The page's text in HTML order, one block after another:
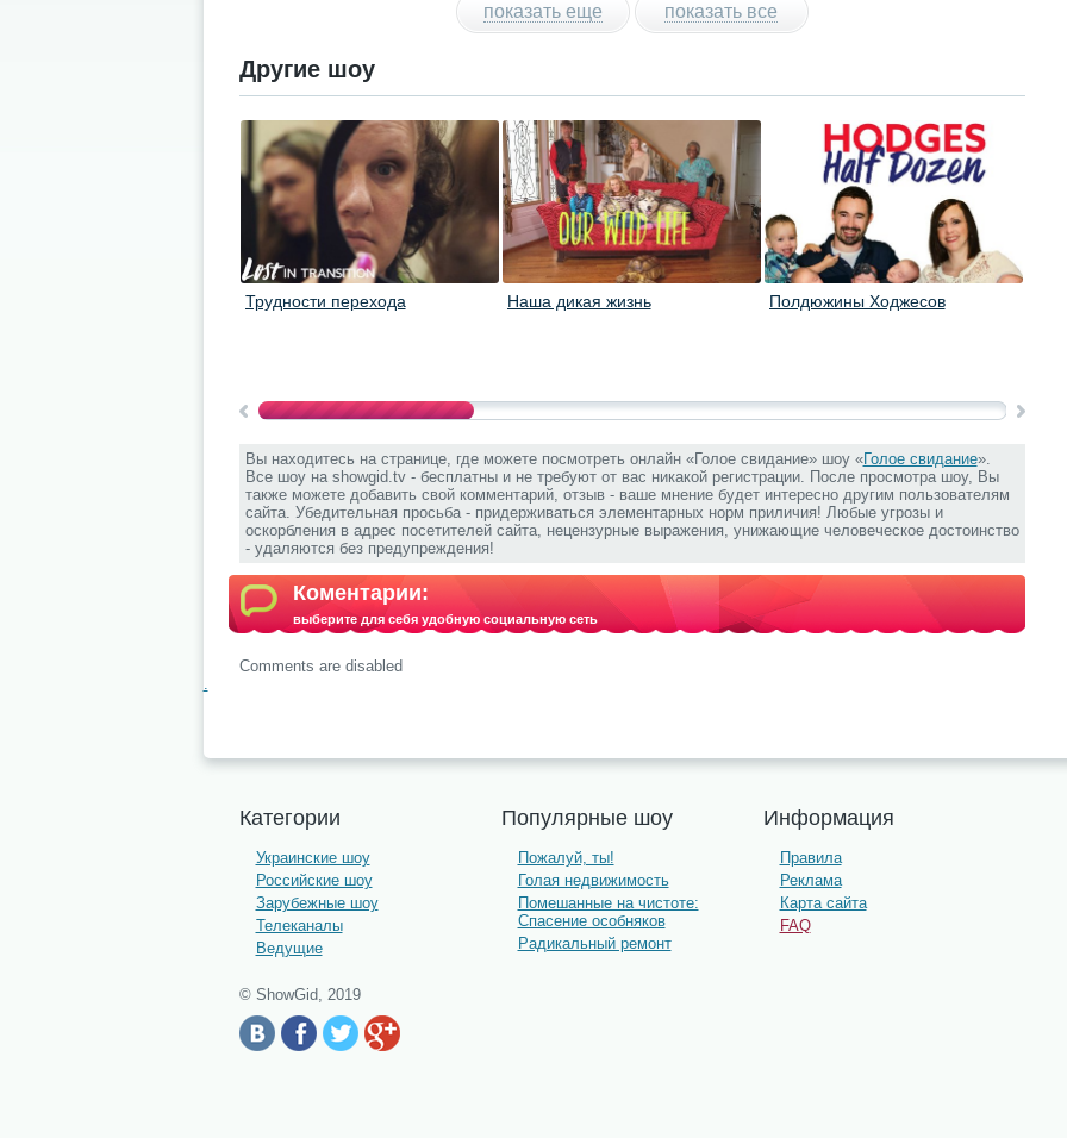
показать еще показать все
Другие шоу
Трудности перехода Наша дикая жизнь Полдюжины Ходжесов
Вы находитесь на странице, где можете посмотреть онлайн «Голое свидание» шоу «Голое свидание».
Все шоу на showgid.tv - бесплатны и не требуют от вас никакой регистрации. После просмотра шоу, Вы
также можете добавить свой комментарий, отзыв - ваше мнение будет интересно другим пользователям
сайта. Убедительная просьба - придерживаться элементарных норм приличия! Любые угрозы и
оскорбления в адрес посетителей сайта, нецензурные выражения, унижающие человеческое достоинство
- удаляются без предупреждения!
Коментарии:
выберите для себя удобную социальную сеть
Comments are disabled
.
Категории
Украинские шоу
Российские шоу
Зарубежные шоу
Телеканалы
Ведущие
Популярные шоу
Пожалуй, ты!
Голая недвижимость
Помешанные на чистоте:
Спасение особняков
Радикальный ремонт
Информация
Правила
Реклама
Карта сайта
FAQ
© ShowGid, 2019